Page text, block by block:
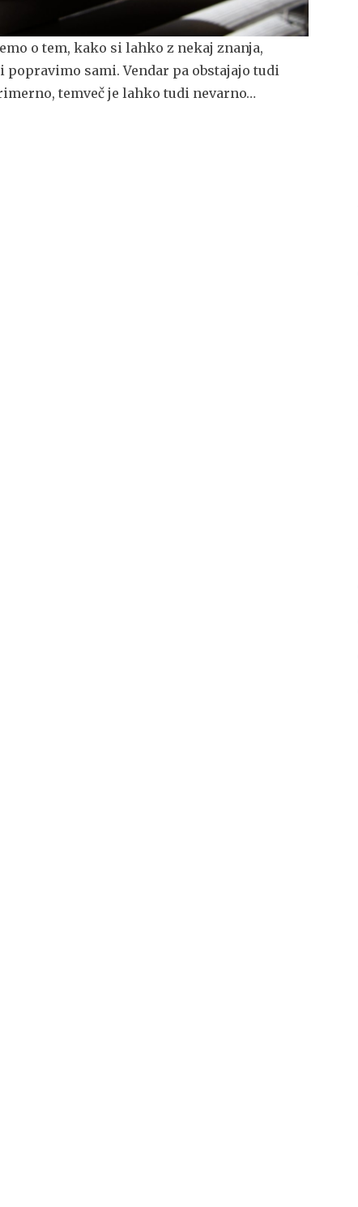
o tem, kako si lahko z nekaj znanja,
sami. Vendar pa obstajajo tudi
temveč je lahko tudi nevarno…